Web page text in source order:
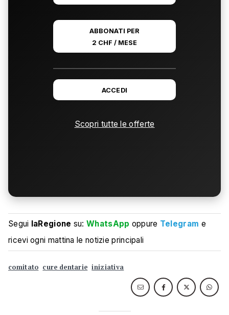
ABBONATI PER
2 CHF / MESE
ACCEDI
Scopri tutte le offerte
Segui laRegione su:WhatsApp oppure Telegram e
ricevi ogni mattina le notizie principali
comitato cure dentarie iniziativa